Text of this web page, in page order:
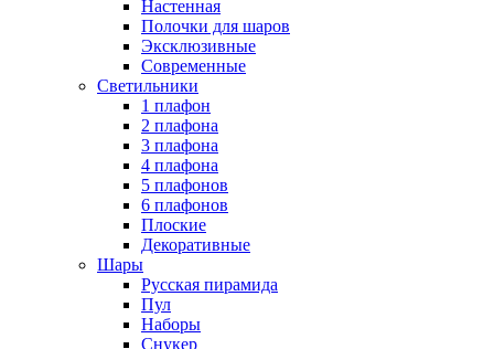
Настенная
Полочки для шаров
Эксклюзивные
Современные
Светильники
1 плафон
2 плафона
3 плафона
4 плафона
5 плафонов
6 плафонов
Плоские
Декоративные
Шары
Русская пирамида
Пул
Наборы
Снукер